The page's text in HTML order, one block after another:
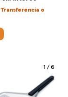
Transferencia o
1 /6